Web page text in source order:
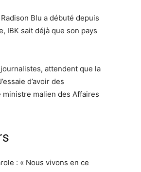
Blu a débuté depuis
IBK sait déjà que son pays
attendent que la
d’avoir des
malien des Affaires
: « Nous vivons en ce